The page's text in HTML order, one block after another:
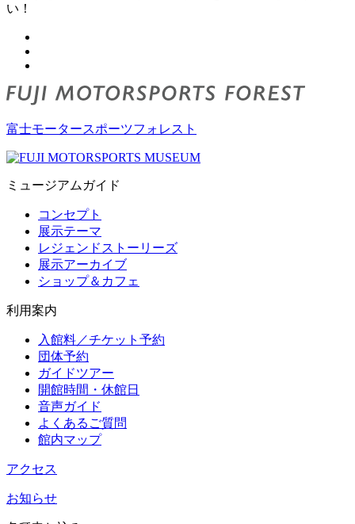
い！
富士モータースポーツフォレスト
ミュージアムガイド
コンセプト
展示テーマ
レジェンドストーリーズ
展示アーカイブ
ショップ＆カフェ
利用案内
入館料／チケット予約
団体予約
ガイドツアー
開館時間・休館日
音声ガイド
よくあるご質問
館内マップ
アクセス
お知らせ